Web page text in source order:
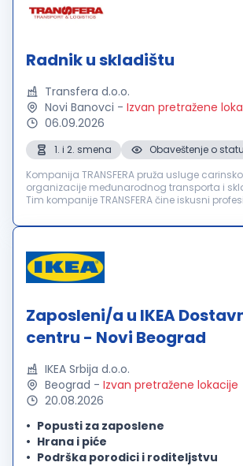
Radnik u skladištu
Transfera d.o.o.
Novi Banovci - Izvan pretražene
06.09.2026
1. i 2. smena
Obaveštenje o
Kompanija TRANSFERA pruža usluge
organizacije međunarodnog transporta i
Tim kompanije TRANSFERA čine iskusni
prednosti kompanije su ...
Zaposleni/a u IKEA
centru - Novi Beograd
IKEA Srbija d.o.o.
Beograd - Izvan pretražene lokacije
20.08.2026
Popusti za zaposlene
Hrana i piće
Podrška porodici i roditeljstvu